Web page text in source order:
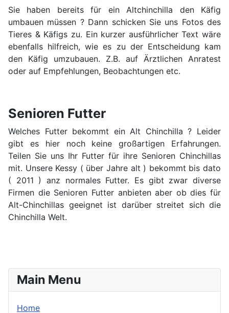
Sie haben bereits für ein Altchinchilla den Käfig
umbauen müssen ? Dann schicken Sie uns Fotos des
Tieres & Käfigs zu. Ein kurzer ausführlicher Text wäre
ebenfalls hilfreich, wie es zu der Entscheidung kam
den Käfig umzubauen. Z.B. auf Ärztlichen Anratest
oder auf Empfehlungen, Beobachtungen etc.
Senioren Futter
Welches Futter bekommt ein Alt Chinchilla ? Leider
gibt es hier noch keine großartigen Erfahrungen.
Teilen Sie uns Ihr Futter für ihre Senioren Chinchillas
mit. Unsere Kessy ( über Jahre alt ) bekommt bis dato
( 2011 ) anz normales Futter. Es gibt zwar diverse
Firmen die Senioren Futter anbieten aber ob dies für
Alt-Chinchillas geeignet ist darüber streitet sich die
Chinchilla Welt.
Main Menu
Home